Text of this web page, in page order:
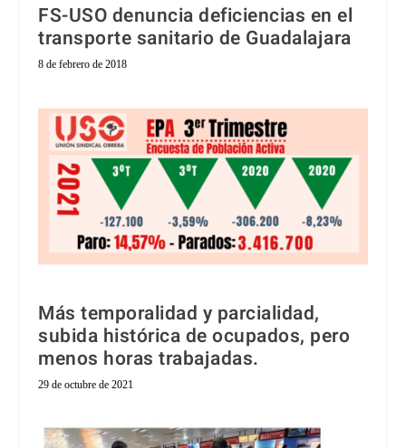
FS-USO denuncia deficiencias en el
transporte sanitario de Guadalajara
8 de febrero de 2018
Más temporalidad y parcialidad,
subida histórica de ocupados, pero
menos horas trabajadas.
29 de octubre de 2021